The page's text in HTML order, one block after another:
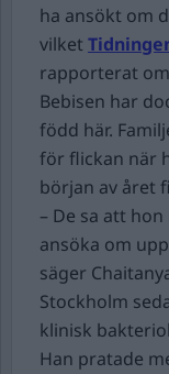
ha ansökt om
vilket
rapporterat
Bebisen har
född här.
för flickan när
början av året
– De sa att
ansöka om
säger
Stockholm
klinisk
Han pratade